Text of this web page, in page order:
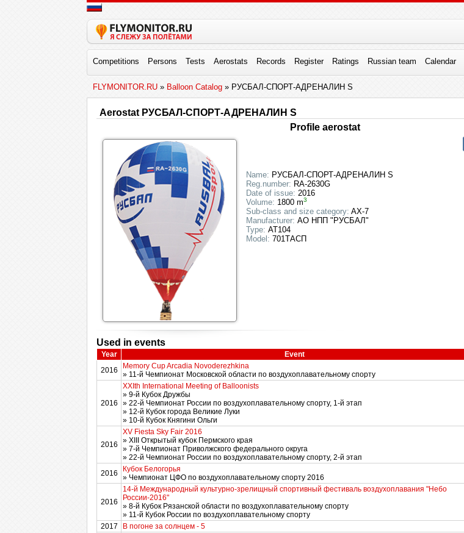
Competitions Persons Tests Aerostats Records Register Ratings Russian team Calendar
FLYMONITOR.RU » Balloon Catalog » РУСБАЛ-СПОРТ-АДРЕНАЛИН S
Aerostat РУСБАЛ-СПОРТ-АДРЕНАЛИН S
Profile aerostat
Name: РУСБАЛ-СПОРТ-АДРЕНАЛИН S
Reg.number: RA-2630G
Date of issue: 2016
Volume: 1800 m3
Sub-class and size category: AX-7
Manufacturer: АО НПП "РУСБАЛ"
Type: АТ104
Model: 701ТАСП
Used in events
Year Event
2016
Memory Cup Arcadia Novoderezhkina
» 11-й Чемпионат Московской области по воздухоплавательному спорту
2016
XXIth International Meeting of Balloonists
» 9-й Кубок Дружбы
» 22-й Чемпионат России по воздухоплавательному спорту, 1-й этап
» 12-й Кубок города Великие Луки
» 10-й Кубок Княгини Ольги
2016
XV Fiesta Sky Fair 2016
» XIII Открытый кубок Пермского края
» 7-й Чемпионат Приволжского федерального округа
» 22-й Чемпионат России по воздухоплавательному спорту, 2-й этап
2016
Кубок Белогорья
» Чемпионат ЦФО по воздухоплавательному спорту 2016
2016
14-й Международный культурно-зрелищный спортивный фестиваль воздухоплавания "Небо
России-2016"
» 8-й Кубок Рязанской области по воздухоплавательному спорту
» 11-й Кубок России по воздухоплавательному спорту
2017 В погоне за солнцем - 5